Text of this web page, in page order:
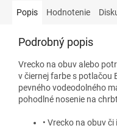
Popis Hodnotenie
Podrobný popis
Vrecko na obuv alebo
v čiernej farbe s potlačou
pevného vodeodolného
pohodlné nosenie na
• Vrecko na obuv